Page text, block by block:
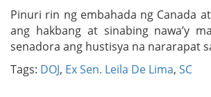
Pinuri rin ng embahada ng Canada
ang hakbang at sinabing nawa’y
senadora ang hustisya na nararapat
Tags: DOJ, Ex Sen. Leila De Lima, SC